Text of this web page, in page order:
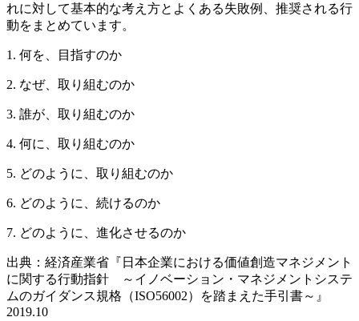
れに対して基本的な考え方とよくある失敗例、推奨される行
動をまとめています。
1. 何を、目指すのか
2. なぜ、取り組むのか
3. 誰が、取り組むのか
4. 何に、取り組むのか
5. どのように、取り組むのか
6. どのように、続けるのか
7. どのように、進化させるのか
出典：経済産業省『日本企業における価値創造マネジメント
に関する行動指針 ～イノベーション・マネジメントシステ
ムのガイダンス規格（ISO56002）を踏まえた手引書～』
2019.10